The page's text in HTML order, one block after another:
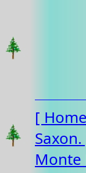
[
Saxon.
Monte